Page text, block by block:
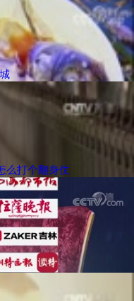
么打个翻身仗